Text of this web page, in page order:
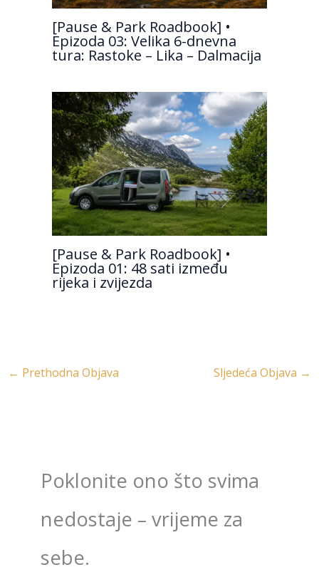
[Pause & Park Roadbook] •
Epizoda 03: Velika 6-dnevna
tura: Rastoke – Lika – Dalmacija
[Pause & Park Roadbook] •
Epizoda 01: 48 sati između
rijeka i zvijezda
← Prethodna Objava Sljedeća Objava →
Poklonite ono što svima
nedostaje – vrijeme za
sebe.